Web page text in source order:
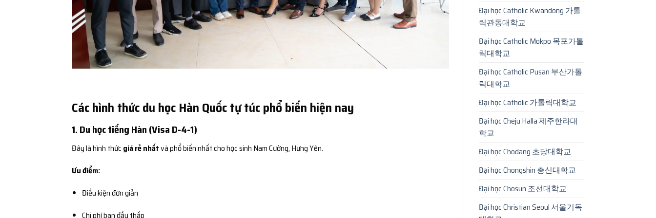
Các hình thức du học Hàn Quốc tự túc phổ biến hiện nay
1. Du học tiếng Hàn (Visa D-4-1)
Đây là hình thức giá rẻ nhấtvà phổ biến nhất cho học sinh Nam Cường, Hưng Yên.
Ưu điểm:
Điều kiện đơn giản
Chi phí ban đầu thấp
Đại học Catholic Kwandong 가톨
릭관동대학교
Đại học Catholic Mokpo 목포가톨
릭대학교
Đại học Catholic Pusan 부산가톨
릭대학교
Đại học Catholic 가톨릭대학교
Đại học Cheju Halla 제주한라대
학교
Đại học Chodang 초당대학교
Đại học Chongshin 총신대학교
Đại học Chosun 조선대학교
Đại học Christian Seoul 서울기독